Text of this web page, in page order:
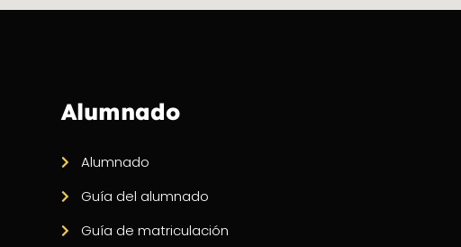
Alumnado
Alumnado
Guía del alumnado
Guía de matriculación